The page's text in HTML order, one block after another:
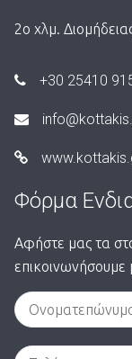
2ο χλμ.
+30 25410
Φόρμα
Αφήστε μας τα
επικοινωνήσουμε